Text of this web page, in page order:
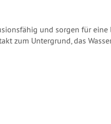
und sorgen für
zum Untergrund, das